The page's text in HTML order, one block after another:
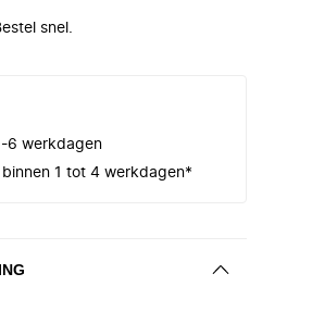
snel.
6 werkdagen
binnen 1 tot 4 werkdagen*